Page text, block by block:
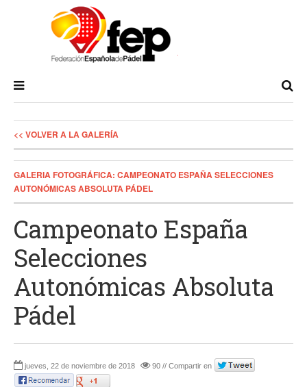
<< VOLVER A LA GALERÍA
GALERIA FOTOGRÁFICA: CAMPEONATO ESPAÑA SELECCIONES
AUTONÓMICAS ABSOLUTA PÁDEL
Campeonato España
Selecciones
Autonómicas Absoluta
Pádel
jueves, 22 de noviembre de 2018 90 // Compartir en